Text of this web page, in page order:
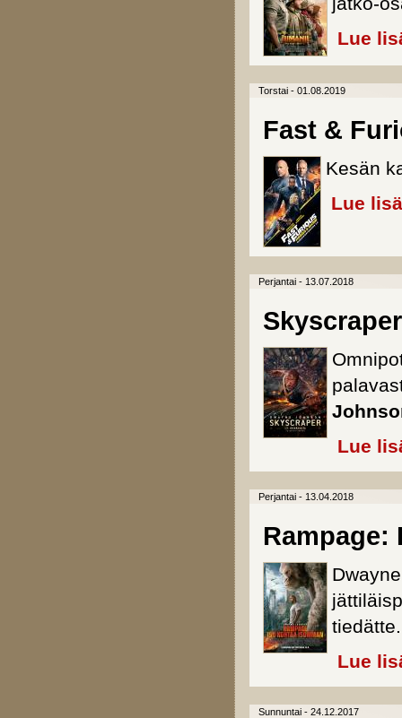
Lue
Torstai - 01.08.2019
Fast &
Kesän
Lue
Perjantai - 13.07.2018
Skyscraper
Lue
Perjantai - 13.04.2018
Rampage:
tiedätte.
Lue
Sunnuntai - 24.12.2017